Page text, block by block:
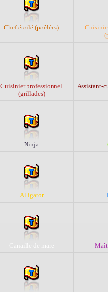
Chef étoilé (poêlées)
Cuisinier professionnel
(grillades)
Assistant-
Ninja
Alligator
Canaille de mare